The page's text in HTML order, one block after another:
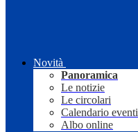
Novità
Panoramica
Le notizie
Le circolari
Calendario eventi
Albo online